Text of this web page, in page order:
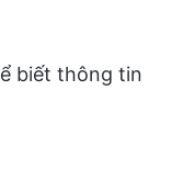
biết thông tin